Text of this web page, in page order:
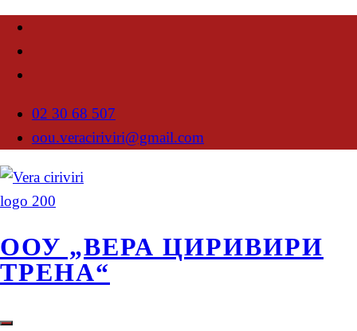
02 30 68 507
oou.veraciriviri@gmail.com
ООУ „ВЕРА ЦИРИВИРИ
ТРЕНА“